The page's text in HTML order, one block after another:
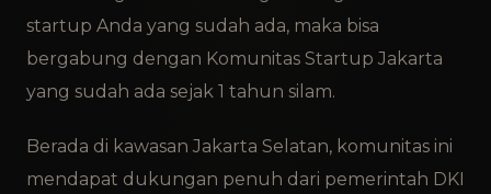
startup Anda yang sudah ada, maka bisa
bergabung dengan Komunitas Startup Jakarta
yang sudah ada sejak 1 tahun silam.
Berada di kawasan Jakarta Selatan, komunitas ini
mendapat dukungan penuh dari pemerintah DKI